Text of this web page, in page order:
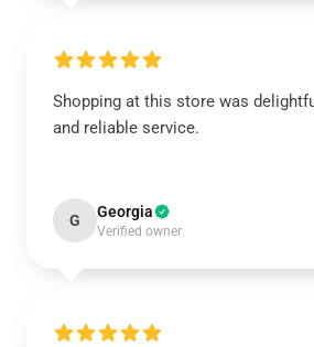
Shopping at this store was
and reliable service.
G Georgia
Verified owner